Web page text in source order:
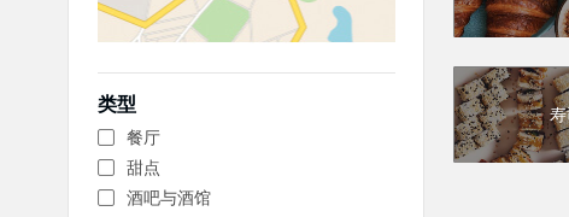
类型
餐厅
甜点
酒吧与酒馆